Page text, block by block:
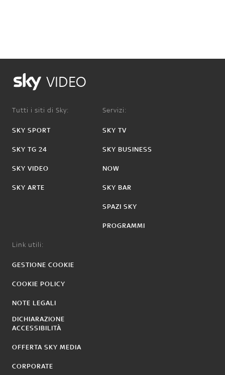
VIDEO
Tutti i siti di Sky:
SKY SPORT
SKY TG 24
SKY VIDEO
SKY ARTE
Servizi:
SKY TV
SKY BUSINESS
NOW
SKY BAR
SPAZI SKY
PROGRAMMI
Link utili:
GESTIONE COOKIE
COOKIE POLICY
NOTE LEGALI
DICHIARAZIONE
ACCESSIBILITÀ
OFFERTA SKY MEDIA
CORPORATE